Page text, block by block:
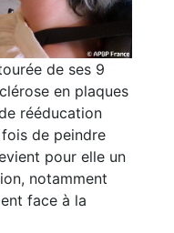
de ses 9
en plaques
rééducation
de peindre
pour elle un
notamment
face à la